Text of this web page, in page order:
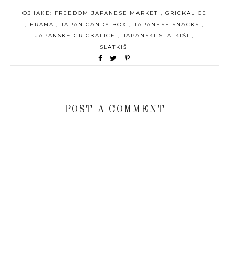
ОЗНАКЕ: FREEDOM JAPANESE MARKET , GRICKALICE
, HRANA , JAPAN CANDY BOX , JAPANESE SNACKS ,
JAPANSKE GRICKALICE , JAPANSKI SLATKIŠI ,
SLATKIŠI
POST A COMMENT